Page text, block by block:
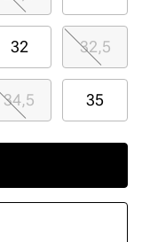
32 32,5
34,5 35